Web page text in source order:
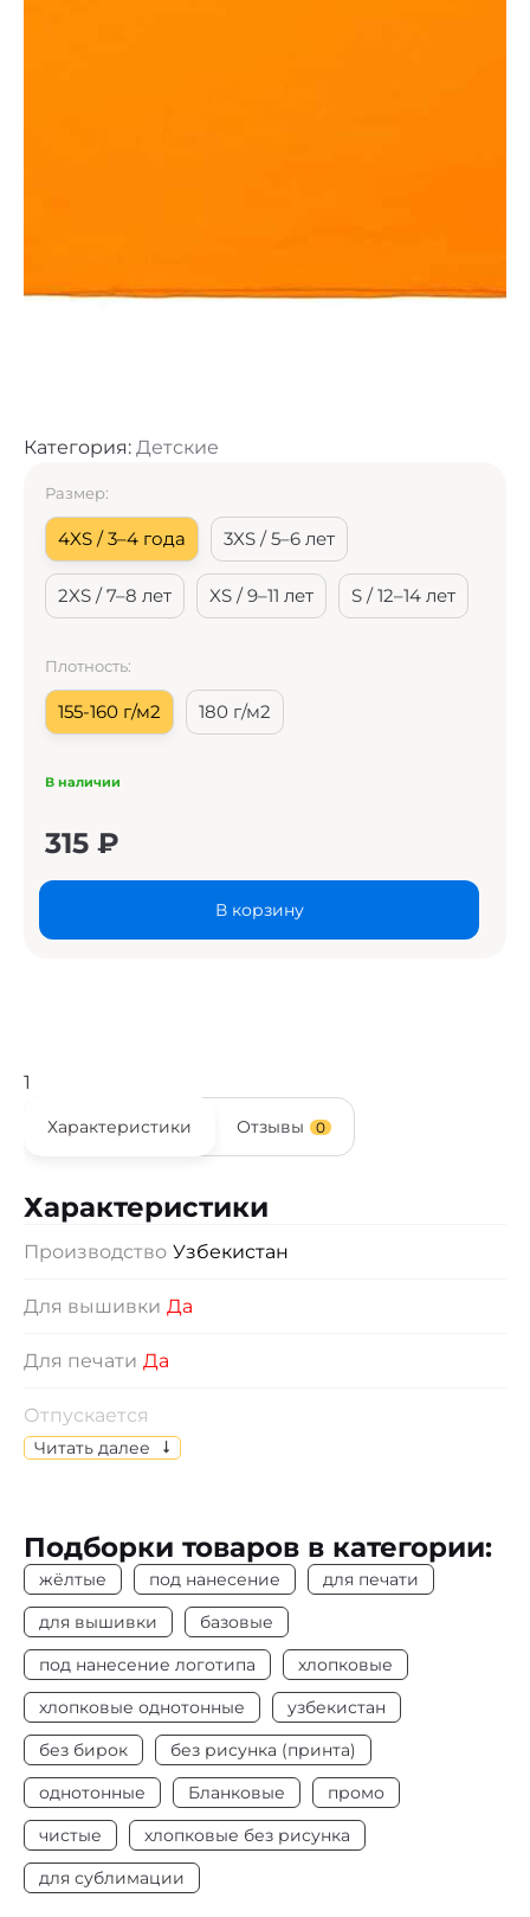
Категория: Детские
Размер:
4XS / 3–4 года 3XS / 5–6 лет
2XS / 7–8 лет XS / 9–11 лет S / 12–14 лет
Плотность:
155-160 г/м2 180 г/м2
В наличии
315 ₽
В корзину
1
Характеристики Отзывы 0
Характеристики
Производство Узбекистан
Для вышивки Да
Для печати Да
Отпускается
Изделия отпускаются по индивидуальному
выбору размеров.
Цвет Жёлтый
Плотность 155-160 г/м2
Под нанесение Да
Читать далее
Подборки товаров в категории:
жёлтые под нанесение
для печати
для вышивки
базовые
под нанесение логотипа
хлопковые
хлопковые однотонные
узбекистан
без бирок
без рисунка (принта)
однотонные
Бланковые
промо
чистые
хлопковые без рисунка
для сублимации